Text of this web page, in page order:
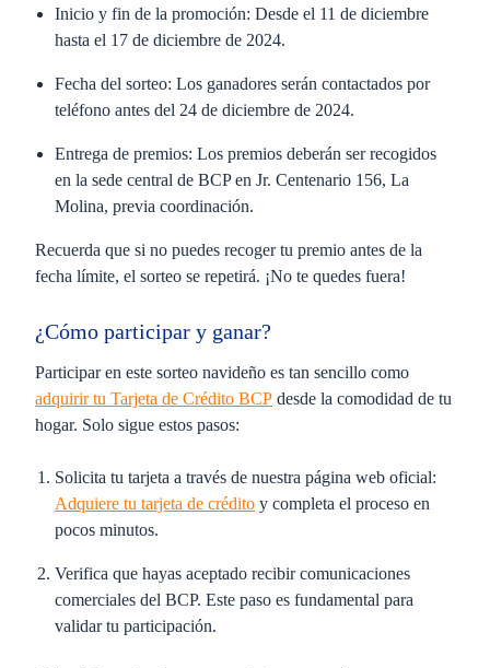
Inicio y fin de la promoción: Desde el 11 de diciembre
hasta el 17 de diciembre de 2024.
Fecha del sorteo: Los ganadores serán contactados por
teléfono antes del 24 de diciembre de 2024.
Entrega de premios: Los premios deberán ser recogidos
en la sede central de BCP en Jr. Centenario 156, La
Molina, previa coordinación.
Recuerda que si no puedes recoger tu premio antes de la
fecha límite, el sorteo se repetirá. ¡No te quedes fuera!
¿Cómo participar y ganar?
Participar en este sorteo navideño es tan sencillo como
adquirir tu Tarjeta de Crédito BCP desde la comodidad de tu
hogar. Solo sigue estos pasos:
Solicita tu tarjeta a través de nuestra página web oficial:
Adquiere tu tarjeta de crédito y completa el proceso en
pocos minutos.
Verifica que hayas aceptado recibir comunicaciones
comerciales del BCP. Este paso es fundamental para
validar tu participación.